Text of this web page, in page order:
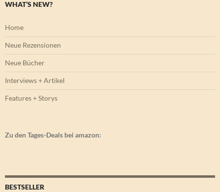
WHAT’S NEW?
Home
Neue Rezensionen
Neue Bücher
Interviews + Artikel
Features + Storys
Zu den Tages-Deals bei amazon:
BESTSELLER